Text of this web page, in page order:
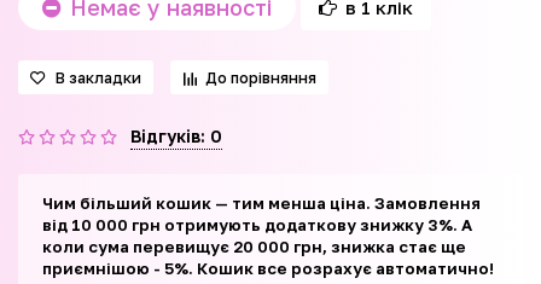
Немає у наявності в 1 клік
В закладки До порівняння
Відгуків: 0
Чим більший кошик — тим менша ціна. Замовлення
від 10 000 грн отримують додаткову знижку 3%. А
коли сума перевищує 20 000 грн, знижка стає ще
приємнішою - 5%. Кошик все розрахує автоматично!